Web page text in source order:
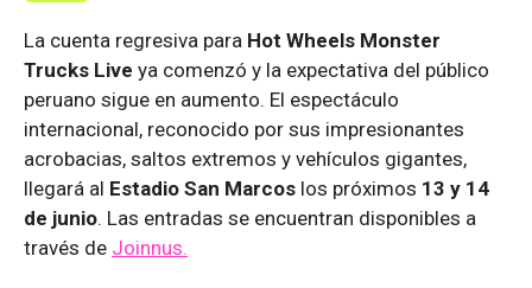
La cuenta regresiva para Hot Wheels Monster
Trucks Live ya comenzó y la expectativa del público
peruano sigue en aumento. El espectáculo
internacional, reconocido por sus impresionantes
acrobacias, saltos extremos y vehículos gigantes,
llegará al Estadio San Marcos los próximos 13 y 14
de junio. Las entradas se encuentran disponibles a
través de Joinnus.